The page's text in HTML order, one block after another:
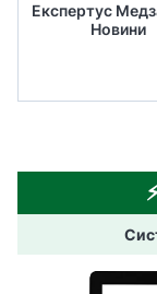
Експертус
Новини